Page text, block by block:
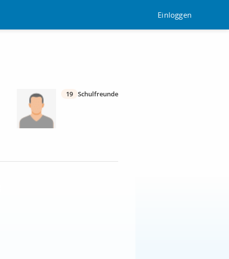
Einloggen
19 Schulfreunde